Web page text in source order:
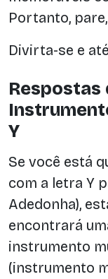
Portanto,
Divirta-se e
Respostas
Y
Se você está
com a letra Y
Adedonha),
encontrará
instrumento
(instrumento